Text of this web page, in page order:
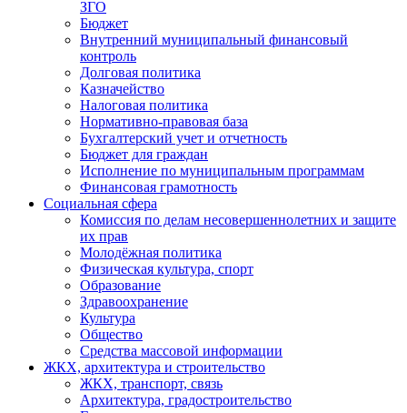
ЗГО
Бюджет
Внутренний муниципальный финансовый
контроль
Долговая политика
Казначейство
Налоговая политика
Нормативно-правовая база
Бухгалтерский учет и отчетность
Бюджет для граждан
Исполнение по муниципальным программам
Финансовая грамотность
Социальная сфера
Комиссия по делам несовершеннолетних и защите
их прав
Молодёжная политика
Физическая культура, спорт
Образование
Здравоохранение
Культура
Общество
Средства массовой информации
ЖКХ, архитектура и строительство
ЖКХ, транспорт, связь
Архитектура, градостроительство